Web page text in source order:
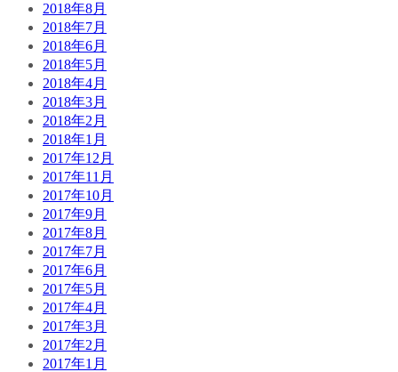
2018年8月
2018年7月
2018年6月
2018年5月
2018年4月
2018年3月
2018年2月
2018年1月
2017年12月
2017年11月
2017年10月
2017年9月
2017年8月
2017年7月
2017年6月
2017年5月
2017年4月
2017年3月
2017年2月
2017年1月